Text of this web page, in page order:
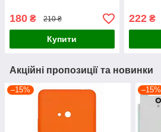
180 ₴ 210 ₴
Купити
222₴
Акційні пропозиції та новинки
–15% –15%